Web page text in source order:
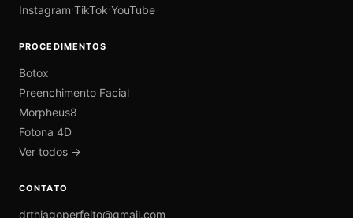
Instagram·TikTok·YouTube
PROCEDIMENTOS
Botox
Preenchimento Facial
Morpheus8
Fotona 4D
Ver todos →
CONTATO
drthiagoperfeito@gmail.com